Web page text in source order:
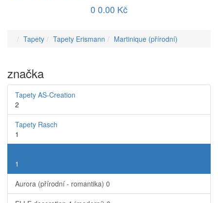
0 0.00 Kč
Tapety Tapety Erismann Martinique (přírodní)
značka
Tapety AS-Creation
2
Tapety Rasch
1
1
Aurora (přírodní - romantika) 0